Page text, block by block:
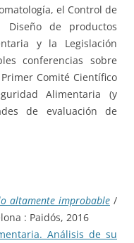
el Control de
de productos
y la Legislación
conferencias sobre
Comité Científico
Alimentaria (y
de evaluación de
altamente improbable/
: Paidós, 2016
Análisis de su